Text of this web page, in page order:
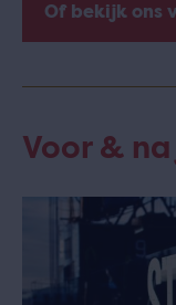
Of bekijk ons
Voor &